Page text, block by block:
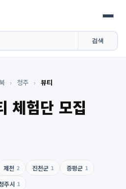
검색
› 청주 › 뷰티
체험단 모집
제천 2 진천군 1 증평군 1
주시 1